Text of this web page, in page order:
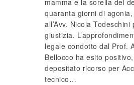
mamma e la sorella del
quaranta giorni di
all’Avv. Nicola Todeschini
giustizia.
legale condotto dal Prof.
Bellocco ha esito
depositato ricorso per
tecnico…